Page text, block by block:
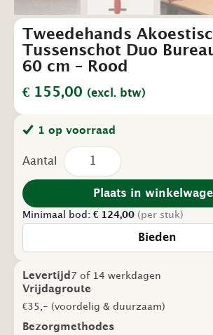
Tweedehands
Tussenschot Duo
60 cm – Rood
€ 155,00 (excl. btw)
1 op voorraad
Tweedehands
Akoestisch
Tussenschot
60
-
Rood
aantal
Plaats in
Minimaal bod: € 124,00 (per stuk)
Bieden
Levertijd 7 of 14 werkdagen
Vrijdagroute
€35,- (voordelig & duurzaam)
Bezorgmethodes